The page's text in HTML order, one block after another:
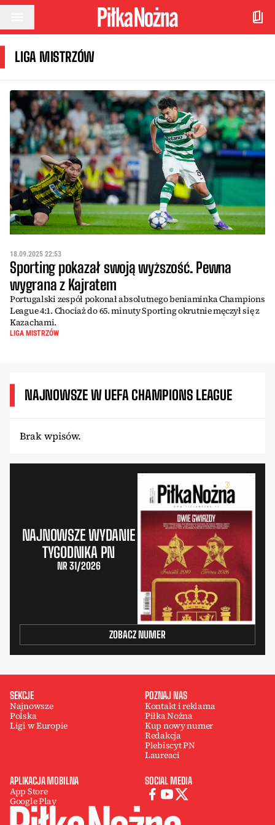
Przejdź do treści
LIGA MISTRZÓW
18.09.2025 22:53
Sporting pokazał swoją wyższość. Pewna
wygrana z Kajratem
Portugalski zespół pokonał absolutnego beniaminka Champions
League 4:1. Chociaż do 65. minuty Sporting okrutnie męczył się z
Kazachami.
LIGA MISTRZÓW
NAJNOWSZE W UEFA CHAMPIONS LEAGUE
Brak wpisów.
NAJNOWSZE WYDANIE
TYGODNIKA PN
NR 31/2026
ZOBACZ NUMER
SEKCJE
Najnowsze
Polska
Ligi w Europie
POZNAJ NAS
Kontakt i reklama
Piłka Nożna
Kup nowy numer
Redakcja
Plebiscyt PN
Laureaci
APLIKACJA MOBILNA
App Store
Google Play
SOCIAL MEDIA